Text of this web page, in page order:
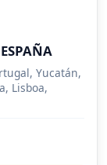
Yucatán,
Lisboa,